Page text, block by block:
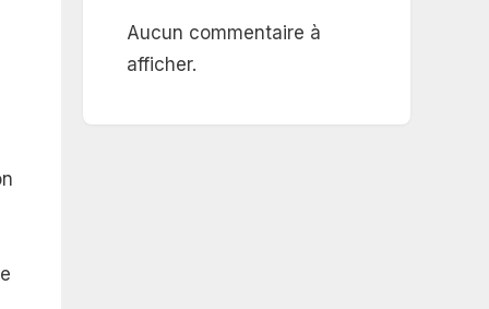
Aucun commentaire à
afficher.